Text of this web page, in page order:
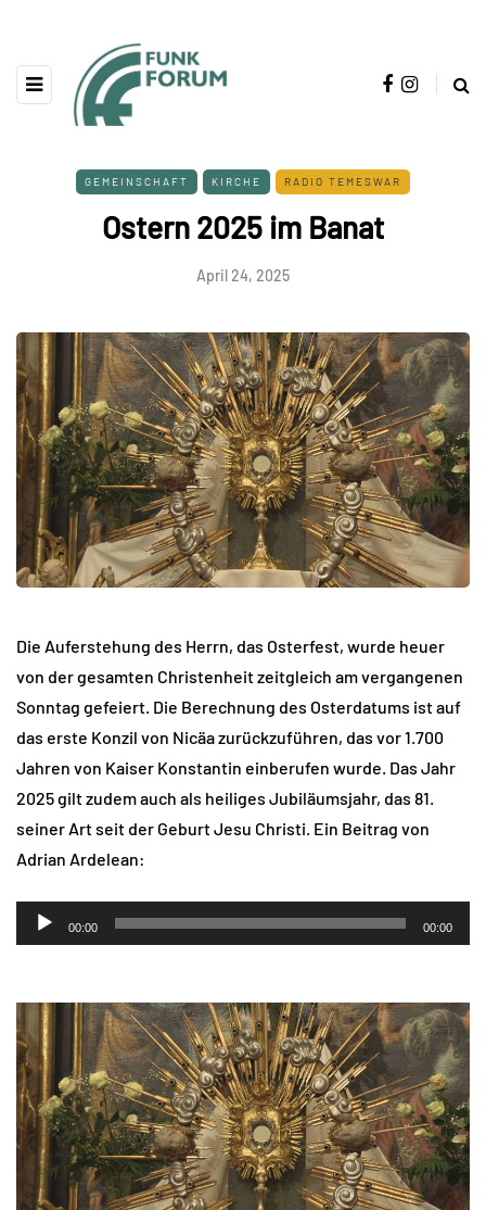
GEMEINSCHAFT KIRCHE RADIO TEMESWAR
Ostern 2025 im Banat
April 24, 2025
Die Auferstehung des Herrn, das Osterfest, wurde heuer
von der gesamten Christenheit zeitgleich am vergangenen
Sonntag gefeiert. Die Berechnung des Osterdatums ist auf
das erste Konzil von Nicäa zurückzuführen, das vor 1.700
Jahren von Kaiser Konstantin einberufen wurde. Das Jahr
2025 gilt zudem auch als heiliges Jubiläumsjahr, das 81.
seiner Art seit der Geburt Jesu Christi. Ein Beitrag von
Adrian Ardelean:
Audio-
Player
00:00 00:00